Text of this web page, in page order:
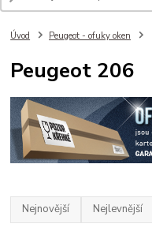
Úvod Peugeot - ofuky oken
Peugeot 206
Nejnovější Nejlevnější